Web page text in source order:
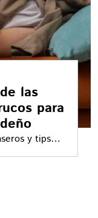
las
para
y tips